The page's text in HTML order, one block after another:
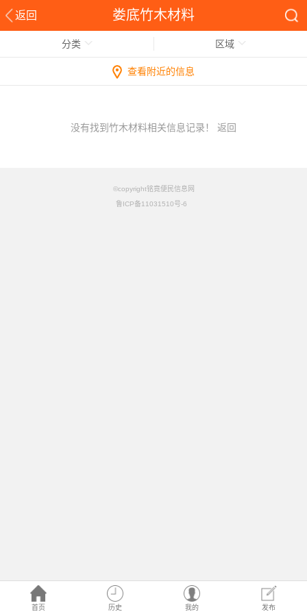
返回 娄底竹木材料
首页 历史 我的 发布
分类 区域
查看附近的信息
没有找到竹木材料相关信息记录！ 返回
©copyright铭竟便民信息网
鲁ICP备11031510号-6